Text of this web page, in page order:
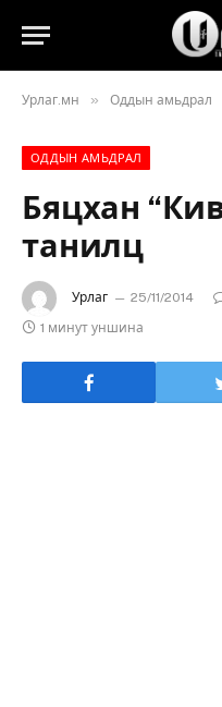
Урлаг.мн » Оддын амьдрал
ОДДЫН АМЬДРАЛ
Бяцхан
танилц
Урлаг 25/11/2014
1 минут уншина